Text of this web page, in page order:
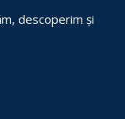
descoperim și